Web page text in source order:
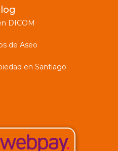
DICOM
de Aseo
en Santiago